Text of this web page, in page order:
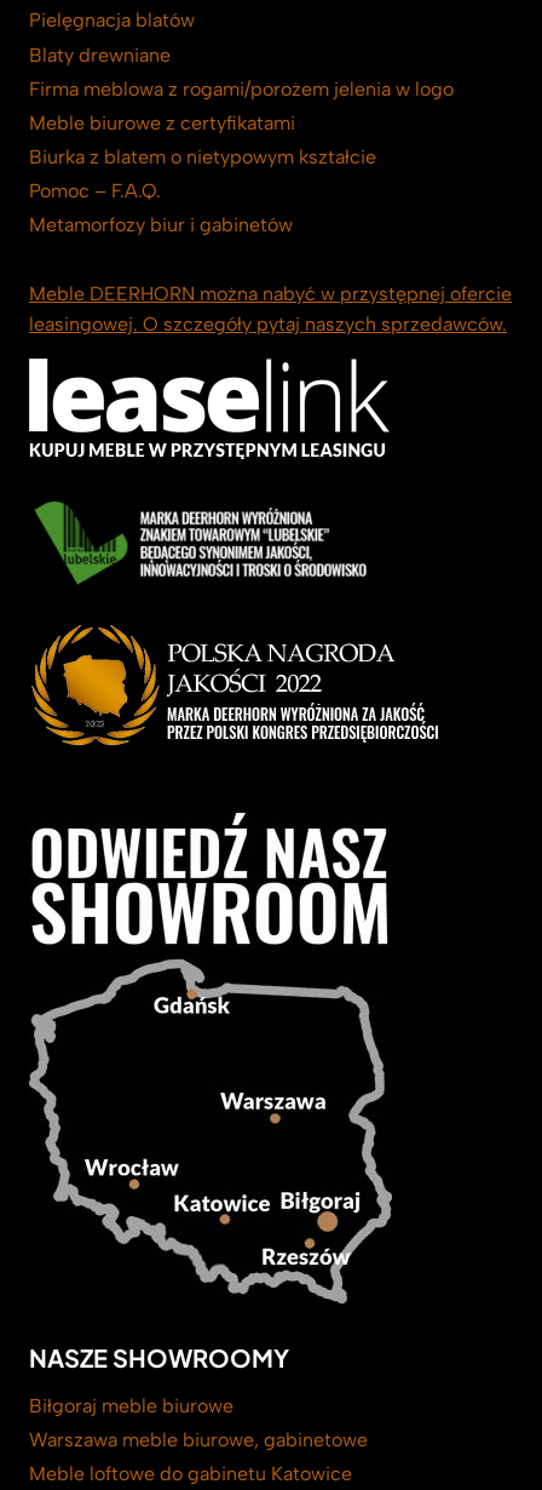
Pielęgnacja blatów
Blaty drewniane
Firma meblowa z rogami/porożem jelenia w logo
Meble biurowe z certyfikatami
Biurka z blatem o nietypowym kształcie
Pomoc – F.A.Q.
Metamorfozy biur i gabinetów
Meble DEERHORN można nabyć w przystępnej ofercie
leasingowej. O szczegóły pytaj naszych sprzedawców.
NASZE SHOWROOMY
Biłgoraj meble biurowe
Warszawa meble biurowe, gabinetowe
Meble loftowe do gabinetu Katowice